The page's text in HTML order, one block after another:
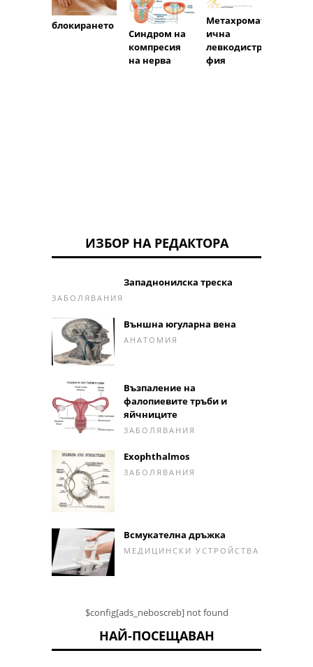
блокирането
Синдром на
компресия
на нерва
Метахромат
ична
левкодистро
фия
ИЗБОР НА РЕДАКТОРА
Западнонилска треска
ЗАБОЛЯВАНИЯ
Външна югуларна вена
АНАТОМИЯ
Възпаление на
фалопиевите тръби и
яйчниците
ЗАБОЛЯВАНИЯ
Exophthalmos
ЗАБОЛЯВАНИЯ
Всмукателна дръжка
МЕДИЦИНСКИ УСТРОЙСТВА
$config[ads_neboscreb] not found
НАЙ-ПОСЕЩАВАН